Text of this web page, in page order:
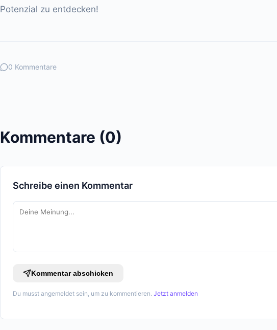
Potenzial zu entdecken!
0 Kommentare
Kommentare (0)
Schreibe einen Kommentar
Kommentar abschicken
Du musst angemeldet sein, um zu kommentieren. Jetzt anmelden